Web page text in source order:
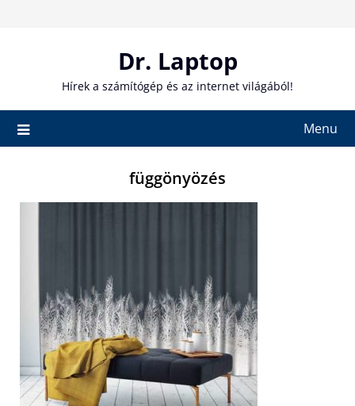
Dr. Laptop
Hírek a számítógép és az internet világából!
Menu
függönyözés